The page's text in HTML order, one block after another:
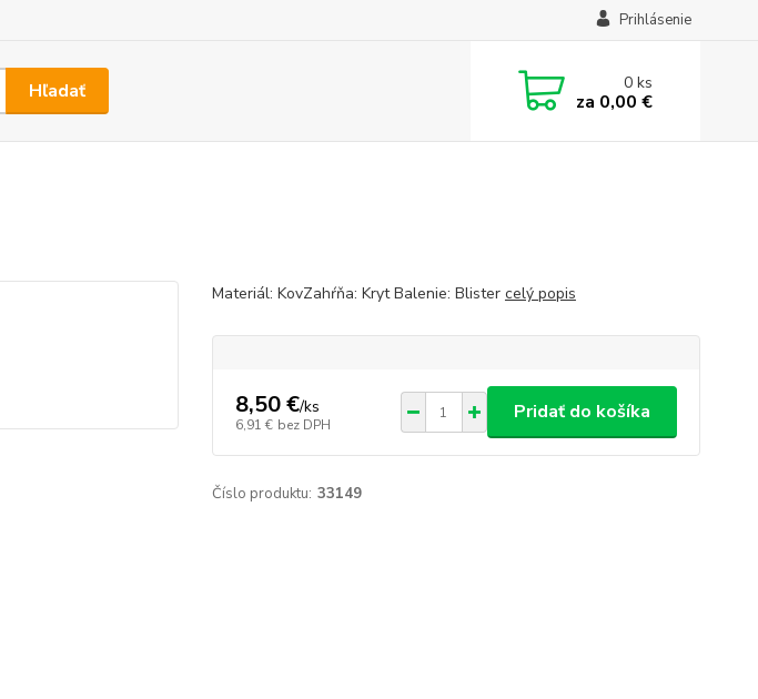
Prihlásenie
Hľadať 0ks
za 0,00 €
Materiál: KovZahŕňa: Kryt Balenie: Blister celý popis
8,50 €/ks
6,91 € bez DPH
Pridať do košíka
Číslo produktu: 33149